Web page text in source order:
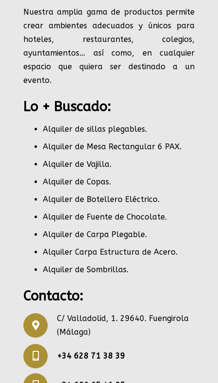
Nuestra amplia gama de productos permite
crear ambientes adecuados y únicos para
hoteles, restaurantes, colegios,
ayuntamientos… así como, en cualquier
espacio que quiera ser destinado a un
evento.
Lo + Buscado:
Alquiler de sillas plegables.
Alquiler de Mesa Rectangular 6 PAX.
Alquiler de Vajilla.
Alquiler de Copas.
Alquiler de Botellero Eléctrico.
Alquiler de Fuente de Chocolate.
Alquiler de Carpa Plegable.
Alquiler Carpa Estructura de Acero.
Alquiler de Sombrillas.
Contacto:
C/ Valladolid, 1. 29640. Fuengirola
(Málaga)
+34 628 71 38 39